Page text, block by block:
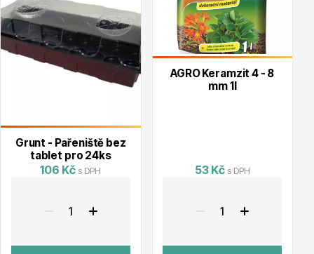
Okrasné trávy
Okrasné keře
Grunt - Pařeniště bez
tablet pro 24ks
106 Kč s DPH
AGRO Keramzit 4 - 8
mm 1l
53 Kč s DPH